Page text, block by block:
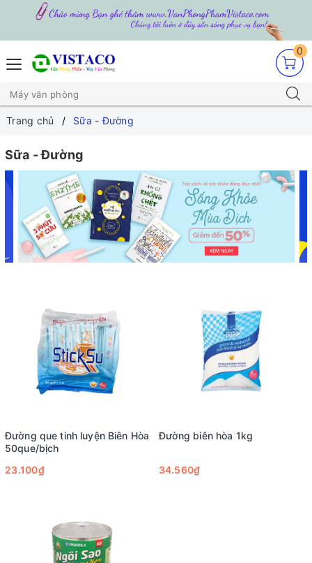
0
Trang chủ Sữa - Đường
Sữa - Đường
Đường que tinh luyện Biên Hòa
50que/bịch
23.100₫
Đường biên hòa 1kg
34.560₫